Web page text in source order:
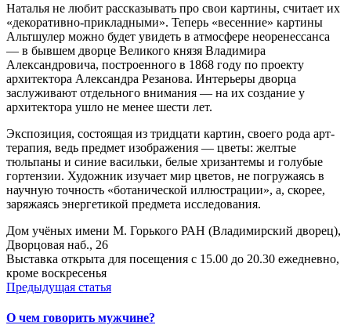
Наталья не любит рассказывать про свои картины, считает их
«декоративно-прикладными». Теперь «весенние» картины
Альтшулер можно будет увидеть в атмосфере неоренессанса
— в бывшем дворце Великого князя Владимира
Александровича, построенного в 1868 году по проекту
архитектора Александра Резанова. Интерьеры дворца
заслуживают отдельного внимания — на их создание у
архитектора ушло не менее шести лет.
Экспозиция, состоящая из тридцати картин, своего рода арт-
терапия, ведь предмет изображения — цветы: желтые
тюльпаны и синие васильки, белые хризантемы и голубые
гортензии. Художник изучает мир цветов, не погружаясь в
научную точность «ботанической иллюстрации», а, скорее,
заряжаясь энергетикой предмета исследования.
Дом учёных имени М. Горького РАН (Владимирский дворец),
Дворцовая наб., 26
Выставка открыта для посещения с 15.00 до 20.30 ежедневно,
кроме воскресенья
Предыдущая статья
О чем говорить мужчине?